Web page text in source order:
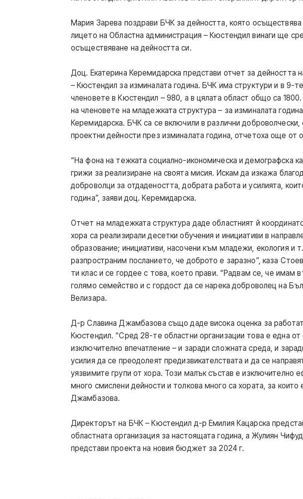
Мария Зарева поздрави БЧК за дейността, която
лицето на Областна администрация – Кюстендил винаги ще
осъществяване на дейността си.
Доц. Екатерина Керемидарска представи отчет за дейността
– Кюстендил за изминалата година. БЧК има структури и в 9-
членовете в Кюстендил – 980, а в цялата област общо са
на членовете на младежката структура – за изминалата
Керемидарска. БЧК са се включили в различни
проектни дейности през изминалата година, отчетоха още от
“На фона на тежката социално-икономическа и демографска
грижи за реализиране на своята мисия. Искам да изкажа
доброволци за отдадеността, добрата работа и усилията,
година”, заяви доц. Керемидарска.
Отчет на младежката структура даде областният й
хора са реализирали десетки обучения и инициативи в
образование; инициативи, насочени към младежи, екология и
разпространим посланието, че доброто е заразно”, каза
ти клас и се гордее с това, което прави. “Радвам се, че имам
голямо семейство и с гордост да се нарека доброволец на
Велизара.
Д-р Славина Джамбазова също даде висока оценка за
Кюстендил. “Сред 28-те областни организации това е една от
изключително впечатление – и заради сложната среда, и
усилия да се преодолеят предизвикателствата и да се
уязвимите групи от хора. Този малък състав е изключително
много смислени дейности и толкова много са хората, за
Джамбазова.
Директорът на БЧК – Кюстендил д-р Емилия Кацарска
областната организация за настоящата година, а Жулиян
представи проекта на новия бюджет за 2024 г.